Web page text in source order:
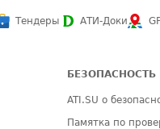
Тендеры АТИ-Доки
БЕЗОПАСНОСТЬ
ATI.SU о
Памятка по